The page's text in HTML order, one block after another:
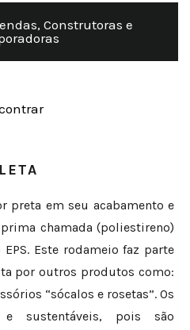
Construtoras e
preta em seu acabamento e
chamada (poliestireno)
Este rodameio faz parte
por outros produtos como:
“sócalos e rosetas”. Os
sustentáveis, pois são